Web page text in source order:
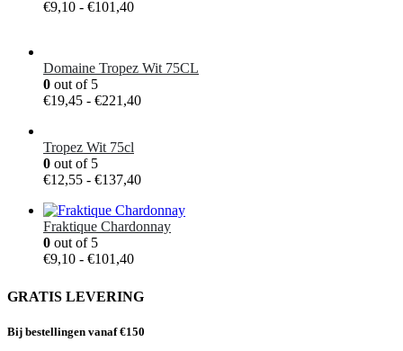
€9,10 - €101,40Prijsklasse:
Domaine Tropez Wit 75CL
0 out of 5
€19,45 - €221,40Prijsklasse:
Tropez Wit 75cl
0 out of 5
€12,55 - €137,40Prijsklasse:
tot
€137,40
Fraktique Chardonnay
0 out of 5
€9,10 - €101,40Prijsklasse:
tot
€101,40
GRATIS LEVERING
Bij bestellingen vanaf €150